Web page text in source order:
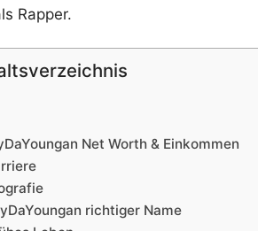
Rapper.
Net Worth & Einkommen
richtiger Name